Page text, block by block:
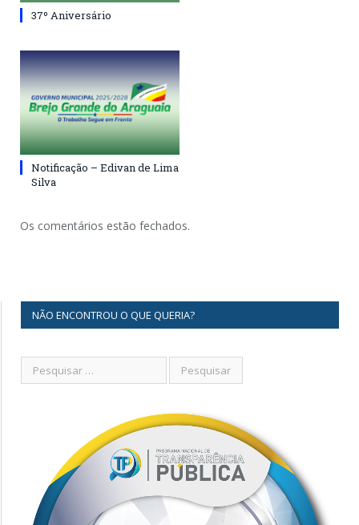
37º Aniversário
Notificação – Edivan de Lima
Silva
Os comentários estão fechados.
NÃO ENCONTROU O QUE QUERIA?